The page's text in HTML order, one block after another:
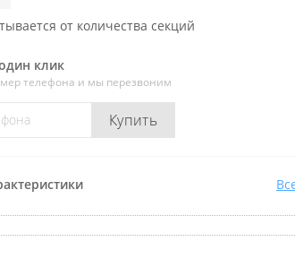
от количества секций
клик
телефона и мы перезвоним
Купить